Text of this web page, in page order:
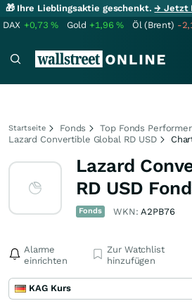
🎁 Ihre Lieblingsaktie geschenkt.→ Jetzt
DAX +0,73% Gold +1,96% Öl (Brent) -
Startseite Fonds
Top Fonds Performer
Lazard Convertible Global RD USD
Lazard
RD USD
Fonds WKN:A2PB76
Alarme
einrichten
Zur Watchlist
hinzufügen
KAG Kurs